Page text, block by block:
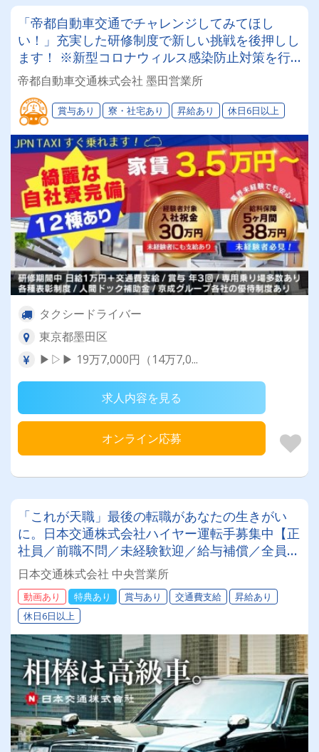
「帝都自動車交通でチャレンジしてみてほし
い！」充実した研修制度で新しい挑戦を後押しし
ます！ ※新型コロナウィルス感染防止対策を行
っております。 詳細は下記よりご案内させて頂
いております。
帝都自動車交通株式会社 墨田営業所
賞与あり 寮・社宅あり 昇給あり 休日6日以上
タクシードライバー
東京都墨田区
▶▷▶ 19万7,000円（14万7,0...
求人内容を見る
オンライン応募
「これが天職」最後の転職があなたの生きがい
に。日本交通株式会社ハイヤー運転手募集中【正
社員／前職不問／未経験歓迎／給与補償／全員面
接】
日本交通株式会社 中央営業所
動画あり 特典あり 賞与あり 交通費支給
昇給あり
休日6日以上